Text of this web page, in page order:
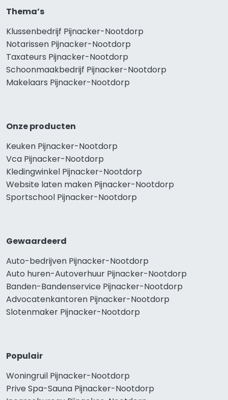
Thema’s
Klussenbedrijf Pijnacker-Nootdorp
Notarissen Pijnacker-Nootdorp
Taxateurs Pijnacker-Nootdorp
Schoonmaakbedrijf Pijnacker-Nootdorp
Makelaars Pijnacker-Nootdorp
Onze producten
Keuken Pijnacker-Nootdorp
Vca Pijnacker-Nootdorp
Kledingwinkel Pijnacker-Nootdorp
Website laten maken Pijnacker-Nootdorp
Sportschool Pijnacker-Nootdorp
Gewaardeerd
Auto-bedrijven Pijnacker-Nootdorp
Auto huren-Autoverhuur Pijnacker-Nootdorp
Banden-Bandenservice Pijnacker-Nootdorp
Advocatenkantoren Pijnacker-Nootdorp
Slotenmaker Pijnacker-Nootdorp
Populair
Woningruil Pijnacker-Nootdorp
Prive Spa-Sauna Pijnacker-Nootdorp